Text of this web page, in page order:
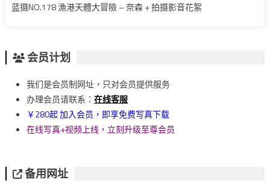
蓝摄NO.178 漁港天體大冒險 – 奈森 + 拍摄影音花絮
会员计划
我们是会员制网址，只对会员提供服务
办理会员请联系： 在线客服
￥280起 加入会员，即享免费写真下载
在线写真+视频上线，立刻升级至尊会员
备用网址